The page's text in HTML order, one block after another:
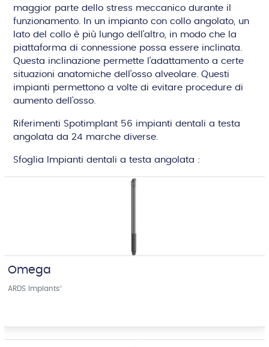
maggior parte dello stress meccanico durante il
funzionamento. In un impianto con collo angolato, un
lato del collo è più lungo dell'altro, in modo che la
piattaforma di connessione possa essere inclinata.
Questa inclinazione permette l'adattamento a certe
situazioni anatomiche dell'osso alveolare. Questi
impianti permettono a volte di evitare procedure di
aumento dell'osso.
Riferimenti Spotimplant 56 impianti dentali a testa
angolata da 24 marche diverse.
Sfoglia Impianti dentali a testa angolata :
Omega
ARDS Implants®